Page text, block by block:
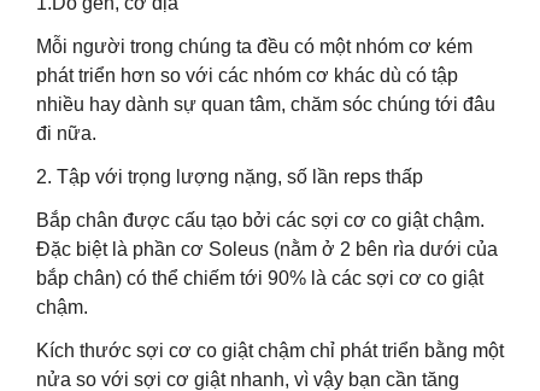
Mỗi người trong chúng ta đều có một nhóm cơ kém
phát triển hơn so với các nhóm cơ khác dù có tập
nhiều hay dành sự quan tâm, chăm sóc chúng tới đâu
đi nữa.
2. Tập với trọng lượng nặng, số lần reps thấp
Bắp chân được cấu tạo bởi các sợi cơ co giật chậm.
Đặc biệt là phần cơ Soleus (nằm ở 2 bên rìa dưới của
bắp chân) có thể chiếm tới 90% là các sợi cơ co giật
chậm.
Kích thước sợi cơ co giật chậm chỉ phát triển bằng một
nửa so với sợi cơ giật nhanh, vì vậy bạn cần tăng